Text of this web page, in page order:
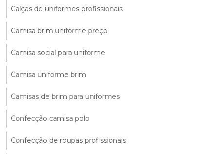
Calças de uniformes profissionais
Camisa brim uniforme preço
Camisa social para uniforme
Camisa uniforme brim
Camisas de brim para uniformes
Confecção camisa polo
Confecção de roupas profissionais